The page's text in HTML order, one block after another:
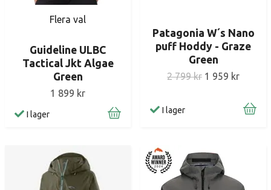
Flera val
Guideline ULBC
Tactical Jkt Algae
Green
1 899 kr
I lager
Patagonia W´s Nano
puff Hoddy - Graze
Green
2 799 kr 1 959 kr
I lager